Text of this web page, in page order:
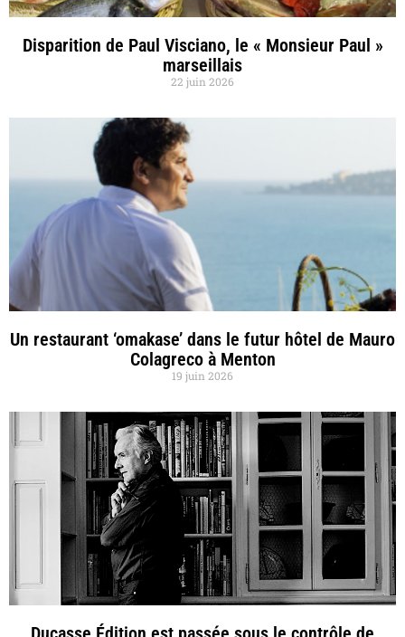
Disparition de Paul Visciano, le « Monsieur Paul »
marseillais
22 juin 2026
Un restaurant ‘omakase’ dans le futur hôtel de Mauro
Colagreco à Menton
19 juin 2026